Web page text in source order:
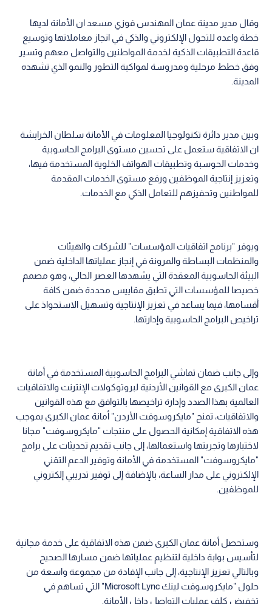
وقال مدير مدينة عمان المهندس فوزي مسعد ان الأمانة لديها
خطة واعده للتحول الإلكتروني والذكي في انجاز معاملاتها وتوسيع
قاعدة التطبيقات الذكية لخدمة المواطنين والتواصل معهم وتسير
وفق خطط مرحلية ومدروسة لمواكبة التطور والنمو الذي تشهده
المدينة.
وبين مدير دائرة تكنولوجيا المعلومات في الأمانة سلطان الخرابشة
ان الاتفاقية ستعمل على تحسين مستوى البرامج الحاسوبية
وخدمات الحوسبة وتطبيقات الهواتف الخلوية المستخدمة فيها،
وتعزيز إنتاجية الموظفين ورفع مستوى الخدمات المقدمة
للمواطنين وتحفيزهم للتعامل الذكي مع الخدمات.
ويوفر "برنامج اتفاقيات المؤسسات" للشركات والهيئات
والمنظمات البساطة والمرونة في إنجاز عملياتها الداخلية ضمن
البيئة الحاسوبية المعقدة التي يشهدها العصر الحالي، وهو مصمم
خصيصا للمؤسسات التي تطبق مقاييس محددة ضمن كافة
أقسامها، فيما يساعد في تعزيز الإنتاجية وتسهيل الاستحواذ على
تراخيص البرامج الحاسوبية وإدارتها.
وإلى جانب ضمان تماشي البرامج الحاسوبية المستخدمة في أمانة
عمان الكبرى مع القوانين الأردنية لبروتوكولات الإنترنت والاتفاقيات
العالمية بهذا الصدد وإدارة تراخيصها بالتوافق مع هذه القوانين
والاتفاقيات، تمنح "مايكروسوفت الأردن" أمانة عمان الكبرى بموجب
هذه الاتفاقية إمكانية الحصول على منتجات "مايكروسوفت" مجانا
لاختبارها وتجربتها واستعمالها، إلى جانب تقديم تحديثات على برامج
"مايكروسوفت" المستخدمة في الأمانة وتوفير الدعم التقني
الإلكتروني على مدار الساعة، بالإضافة إلى توفير تدريبي إلكتروني
للموظفين.
وستحصل أمانة عمان الكبرى ضمن هذه الاتفاقية على خدمة مجانية
لتأسيس بوابة داخلية لتنظيم عملياتها ضمن مسارها الصحيح
وبالتالي تعزيز الإنتاجية، إلى جانب الإفادة من مجموعة واسعة من
حلول "مايكروسوفت لينك Microsoft Lync" التي تساهم في
تخفيض كلف عمليات التواصل داخل الأمانة.